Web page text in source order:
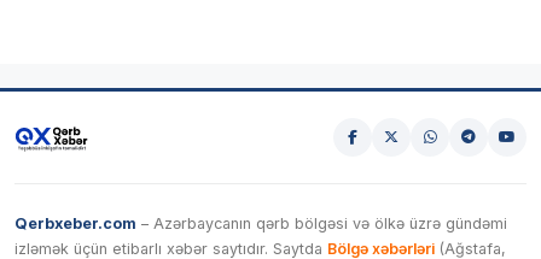
Qerbxeber.com – Azərbaycanın qərb bölgəsi və ölkə üzrə gündəmi
izləmək üçün etibarlı xəbər saytıdır. Saytda Bölgə xəbərləri (Ağstafa,